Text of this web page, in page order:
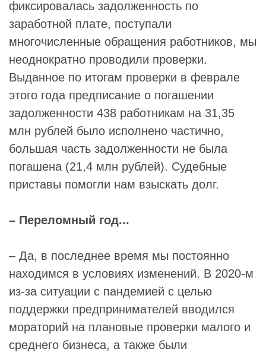
фиксировалась задолженность по
заработной плате, поступали
многочисленные обращения работников, мы
неоднократно проводили проверки.
Выданное по итогам проверки в феврале
этого года предписание о погашении
задолженности 438 работникам на 31,35
млн рублей было исполнено частично,
большая часть задолженности не была
погашена (21,4 млн рублей). Судебные
приставы помогли нам взыскать долг.
– Переломный год...
– Да, в последнее время мы постоянно
находимся в условиях изменений. В 2020-м
из-за ситуации с пандемией с целью
поддержки предпринимателей вводился
мораторий на плановые проверки малого и
среднего бизнеса, а также были